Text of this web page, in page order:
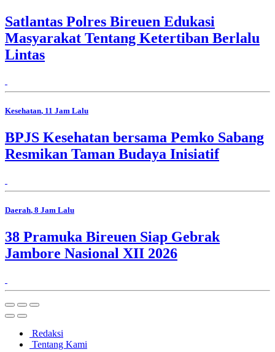
Satlantas Polres Bireuen Edukasi
Masyarakat Tentang Ketertiban Berlalu
Lintas
Kesehatan, 11 Jam Lalu
BPJS Kesehatan bersama Pemko Sabang
Resmikan Taman Budaya Inisiatif
Daerah, 8 Jam Lalu
38 Pramuka Bireuen Siap Gebrak
Jambore Nasional XII 2026
Redaksi
Tentang Kami